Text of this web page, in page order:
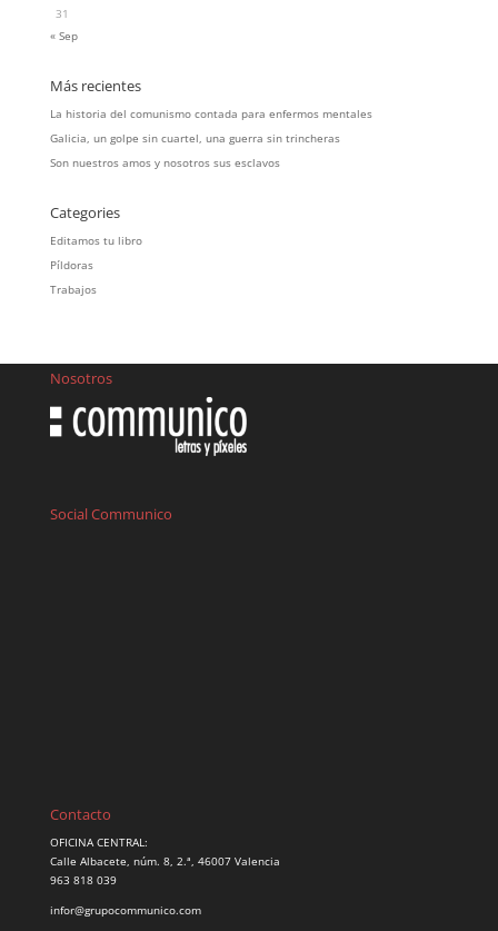
31
« Sep
Más recientes
La historia del comunismo contada para enfermos mentales
Galicia, un golpe sin cuartel, una guerra sin trincheras
Son nuestros amos y nosotros sus esclavos
Categories
Editamos tu libro
Píldoras
Trabajos
Nosotros
Social Communico
Contacto
OFICINA CENTRAL:
Calle Albacete, núm. 8, 2.ª, 46007 Valencia
963 818 039
infor@grupocommunico.com